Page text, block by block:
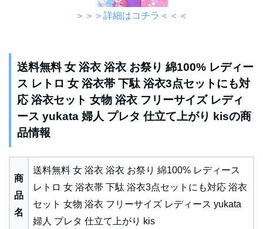
＞＞＞詳細はコチラ＜＜＜
送料無料 女 浴衣 浴衣 お祭り 綿100% レディー
ス レトロ 女 浴衣帯 下駄 浴衣3点セットにも対
応 浴衣セット 女物 浴衣 フリーサイズ レディ
ース yukata 婦人 プレタ 仕立て上がり kisの商
品情報
商
品
名
送料無料 女 浴衣 浴衣 お祭り 綿100% レディース
レトロ 女 浴衣帯 下駄 浴衣3点セットにも対応 浴衣
セット 女物 浴衣 フリーサイズ レディース yukata
婦人 プレタ 仕立て上がり kis